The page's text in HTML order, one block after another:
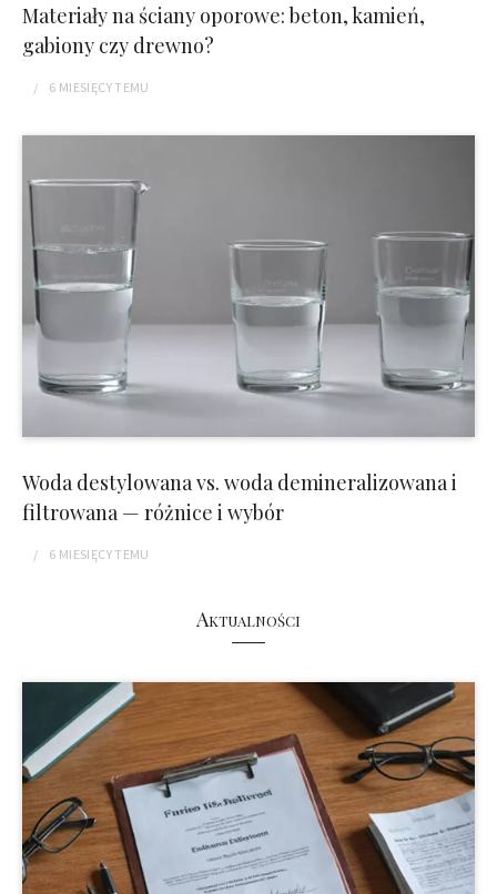
Materiały na ściany oporowe: beton, kamień,
gabiony czy drewno?
6 MIESIĘCYTEMU
Woda destylowana vs. woda demineralizowana i
filtrowana — różnice i wybór
6 MIESIĘCYTEMU
Aktualności